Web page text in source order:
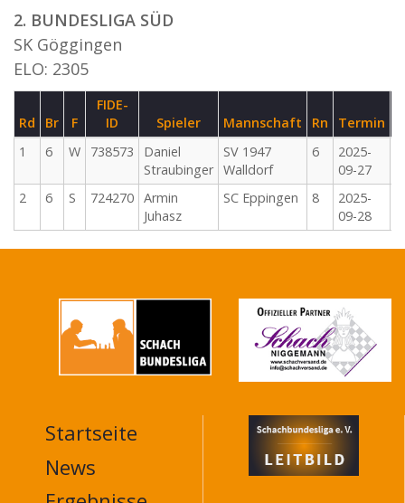
2. BUNDESLIGA SÜD
SK Göggingen
ELO: 2305
Rd Br F
FIDE-
ID
Spieler Mannschaft Rn Termin
1
6 W 738573
Daniel
Straubinger
SV 1947
Walldorf
6
2025-
09-27
2 6 S 724270 Armin
Juhasz
SC Eppingen 8
2025-
09-28
MAIN
NAVIGATION
FOOTER
Startseite
News